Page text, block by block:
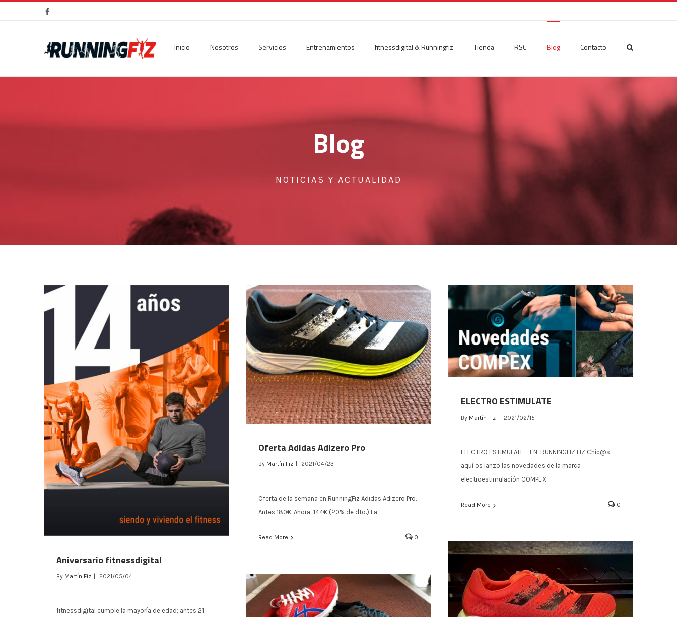
Inicio Nosotros Servicios Entrenamientos fitnessdigital & Runningfiz Tienda RSC Blog Contacto
Blog
NOTICIAS Y ACTUALIDAD
Aniversario fitnessdigital
By Martín Fiz | 2021/05/04
fitnessdigital cumple la mayoría de edad; antes 21,
Oferta Adidas Adizero Pro
Oferta Adidas Adizero Pro
By Martín Fiz 2021/04/23
Oferta de la semana en RunningFiz Adidas Adizero Pro.
Antes 180€. Ahora 144€ (20% de dto.) La
Read More 0
ELECTRO ESTIMULATE
By Martín Fiz 2021/02/15
ELECTRO ESTIMULATE EN RUNNINGFIZ FIZ Chic@s
aquí os lanzo las novedades de la marca
electroestimulación COMPEX
Read More 0